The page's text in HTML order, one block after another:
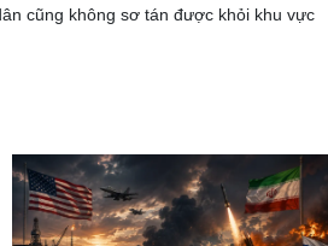
cũng không sơ tán được khỏi khu vực